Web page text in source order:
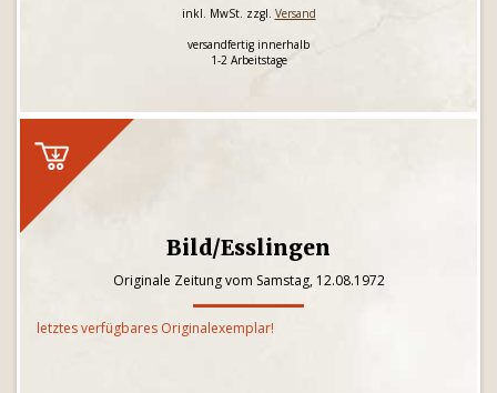
inkl. MwSt. zzgl. Versand
versandfertig innerhalb
1-2 Arbeitstage
Bild/Esslingen
Originale Zeitung vom Samstag, 12.08.1972
letztes verfügbares Originalexemplar!